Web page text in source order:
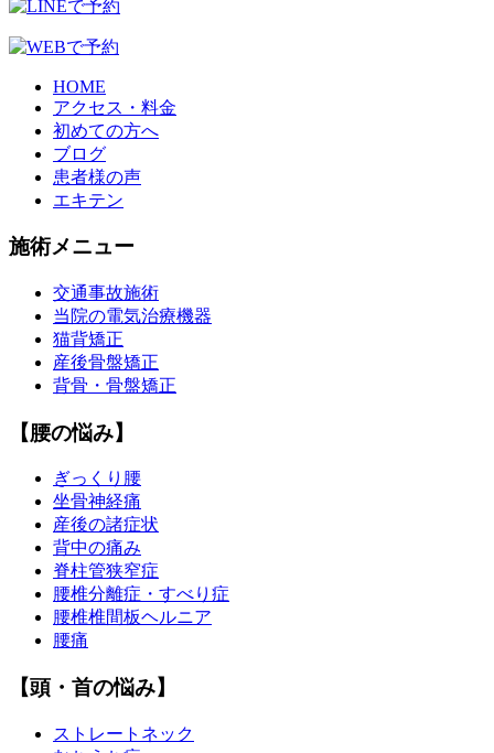
HOME
アクセス・料金
初めての方へ
ブログ
患者様の声
エキテン
施術メニュー
交通事故施術
当院の電気治療機器
猫背矯正
産後骨盤矯正
背骨・骨盤矯正
【腰の悩み】
ぎっくり腰
坐骨神経痛
産後の諸症状
背中の痛み
脊柱管狭窄症
腰椎分離症・すべり症
腰椎椎間板ヘルニア
腰痛
【頭・首の悩み】
ストレートネック